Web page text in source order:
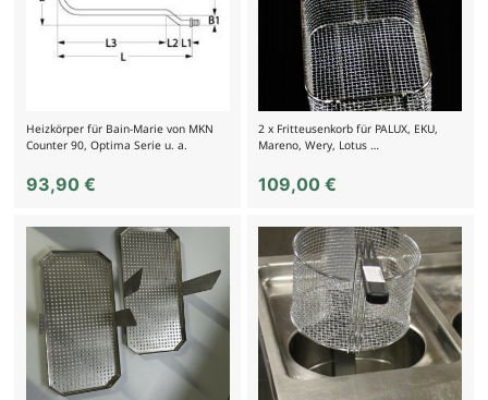
Heizkörper für Bain-Marie von MKN
Counter 90, Optima Serie u. a.
93,90 €
2 x Fritteusenkorb für PALUX, EKU,
Mareno, Wery, Lotus …
109,00€